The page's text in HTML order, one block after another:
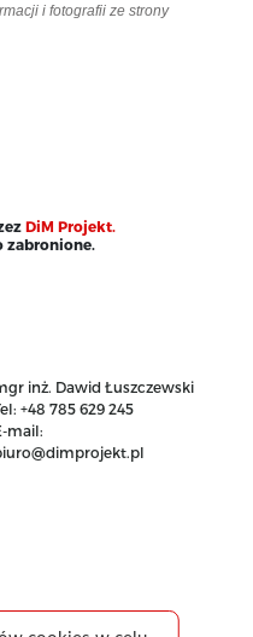
i fotografii ze strony
DiM Projekt.
zabronione.
inż. Dawid Łuszczewski
+48 785 629 245
mail: